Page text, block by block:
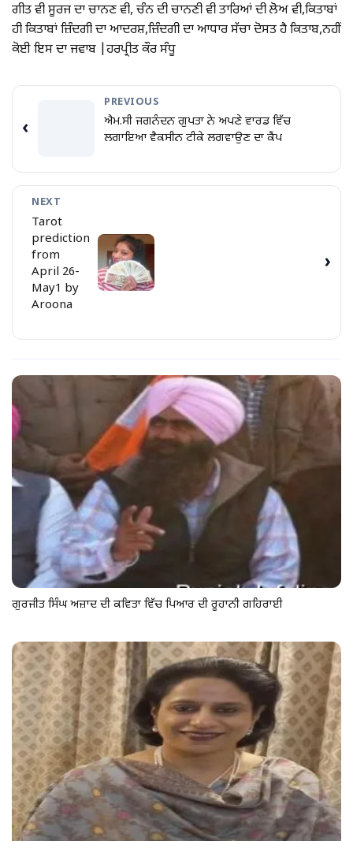
ਗੀਤ ਵੀ ਸੂਰਜ ਦਾ ਚਾਨਣ ਵੀ, ਚੰਨ ਦੀ ਚਾਨਣੀ ਵੀ ਤਾਰਿਆਂ ਦੀ ਲੋਅ ਵੀ,ਕਿਤਾਬਾਂ
ਹੀ ਕਿਤਾਬਾਂ ਜ਼ਿੰਦਗੀ ਦਾ ਆਦਰਸ਼,ਜ਼ਿੰਦਗੀ ਦਾ ਆਧਾਰ ਸੱਚਾ ਦੋਸਤ ਹੈ ਕਿਤਾਬ,ਨਹੀਂ
ਕੋਈ ਇਸ ਦਾ ਜਵਾਬ |ਹਰਪ੍ਰੀਤ ਕੌਰ ਸੰਧੂ
‹
PREVIOUS
ਐਮ.ਸੀ ਜਗਨੰਦਨ ਗੁਪਤਾ ਨੇ ਅਪਣੇ ਵਾਰਡ ਵਿੱਚ
ਲਗਾਇਆ ਵੈਕਸੀਨ ਟੀਕੇ ਲਗਵਾਉਣ ਦਾ ਕੈੰਪ
NEXT
Tarot
prediction
from
April 26-
May1 by
Aroona
›
ਗੁਰਜੀਤ ਸਿੰਘ ਅਜ਼ਾਦ ਦੀ ਕਵਿਤਾ ਵਿੱਚ ਪਿਆਰ ਦੀ ਰੂਹਾਨੀ ਗਹਿਰਾਈ